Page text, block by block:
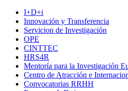
I+D+i
Innovación y Transferencia
Servicion de Investigación
OPE
CINTTEC
HRS4R
Mentoría para la Investigación
Centro de Atracción e
Convocatorias RRHH